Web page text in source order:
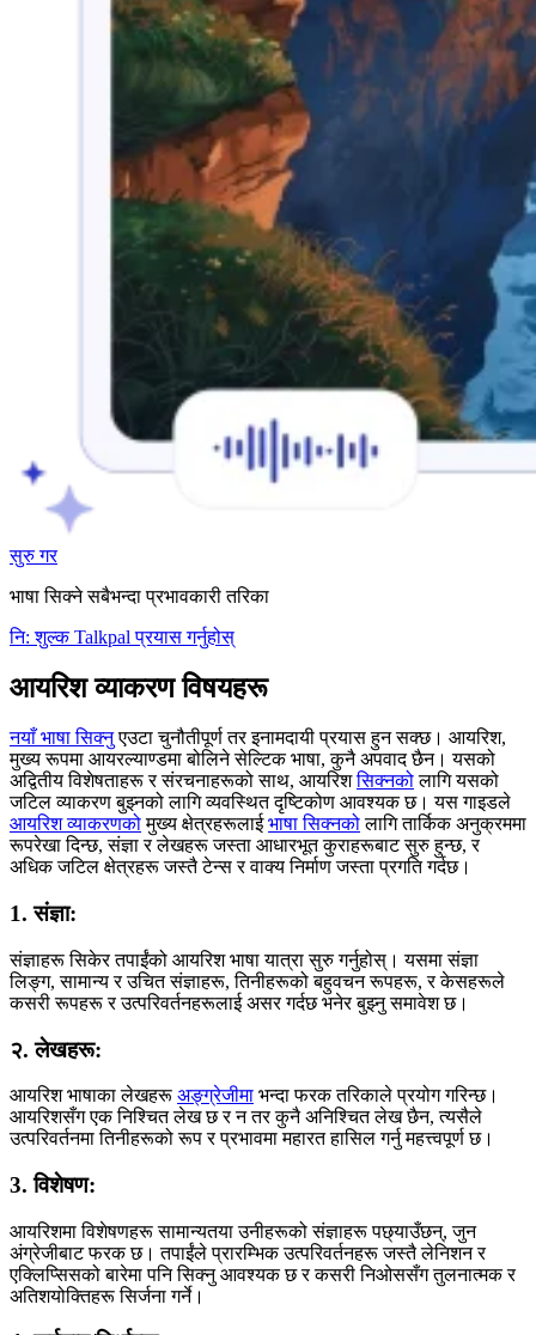
सुरु गर
भाषा सिक्ने सबैभन्दा प्रभावकारी तरिका
नि: शुल्क Talkpal प्रयास गर्नुहोस्
आयरिश व्याकरण विषयहरू
नयाँ भाषा सिक्नुएउटा चुनौतीपूर्ण तर इनामदायी प्रयास हुन सक्छ। आयरिश,
मुख्य रूपमा आयरल्याण्डमा बोलिने सेल्टिक भाषा, कुनै अपवाद छैन। यसको
अद्वितीय विशेषताहरू र संरचनाहरूको साथ, आयरिशसिक्नकोलागि यसको
जटिल व्याकरण बुझ्नको लागि व्यवस्थित दृष्टिकोण आवश्यक छ। यस गाइडले
आयरिश व्याकरणकोमुख्य क्षेत्रहरूलाईभाषा सिक्नकोलागि तार्किक अनुक्रममा
रूपरेखा दिन्छ, संज्ञा र लेखहरू जस्ता आधारभूत कुराहरूबाट सुरु हुन्छ, र
अधिक जटिल क्षेत्रहरू जस्तै टेन्स र वाक्य निर्माण जस्ता प्रगति गर्दछ।
1. संज्ञा:
संज्ञाहरू सिकेर तपाईंको आयरिश भाषा यात्रा सुरु गर्नुहोस्। यसमा संज्ञा
लिङ्ग, सामान्य र उचित संज्ञाहरू, तिनीहरूको बहुवचन रूपहरू, र केसहरूले
कसरी रूपहरू र उत्परिवर्तनहरूलाई असर गर्दछ भनेर बुझ्नु समावेश छ।
२. लेखहरू:
आयरिश भाषाका लेखहरू अङ्ग्रेजीमा भन्दा फरक तरिकाले प्रयोग गरिन्छ।
आयरिशसँग एक निश्चित लेख छ र न तर कुनै अनिश्चित लेख छैन, त्यसैले
उत्परिवर्तनमा तिनीहरूको रूप र प्रभावमा महारत हासिल गर्नु महत्त्वपूर्ण छ।
3. विशेषण:
आयरिशमा विशेषणहरू सामान्यतया उनीहरूको संज्ञाहरू पछ्याउँछन्, जुन
अंग्रेजीबाट फरक छ। तपाईंले प्रारम्भिक उत्परिवर्तनहरू जस्तै लेनिशन र
एक्लिप्सिसको बारेमा पनि सिक्नु आवश्यक छ र कसरी निओससँग तुलनात्मक र
अतिशयोक्तिहरू सिर्जना गर्ने।